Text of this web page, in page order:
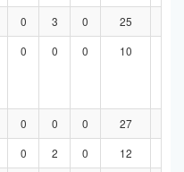
0 3 0 25
0 0 0 10
0 0 0 27
0 2 0 12